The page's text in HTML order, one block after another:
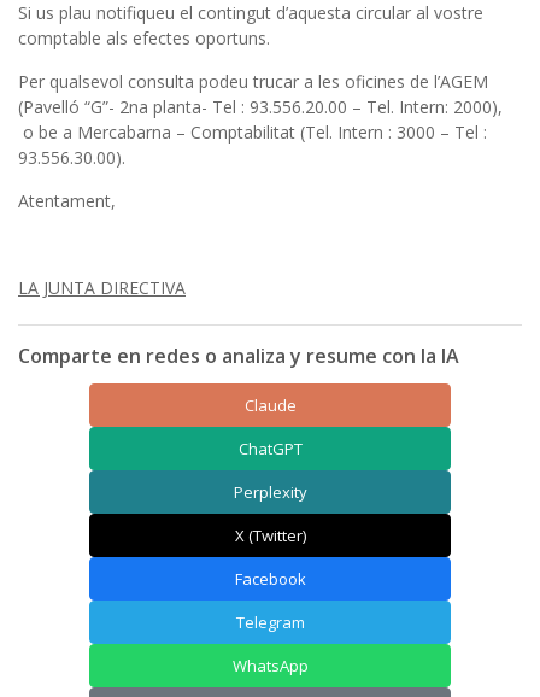
Si us plau notifiqueu el contingut d’aquesta circular al vostre
comptable als efectes oportuns.
Per qualsevol consulta podeu trucar a les oficines de l’AGEM
(Pavelló “G”- 2na planta- Tel : 93.556.20.00 – Tel. Intern: 2000),
o be a Mercabarna – Comptabilitat (Tel. Intern : 3000 – Tel :
93.556.30.00).
Atentament,
LA JUNTA DIRECTIVA
Comparte en redes o analiza y resume con la IA
Claude
ChatGPT
Perplexity
X (Twitter)
Facebook
Telegram
WhatsApp